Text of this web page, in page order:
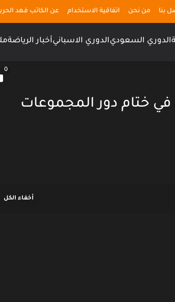
بنا من نحن اتفاقية الاستخدام عن الكاتب فهد
الدوري السعوديالدوري الاسبانيأخبار الرياضة
0
في ختام دور المجموعات